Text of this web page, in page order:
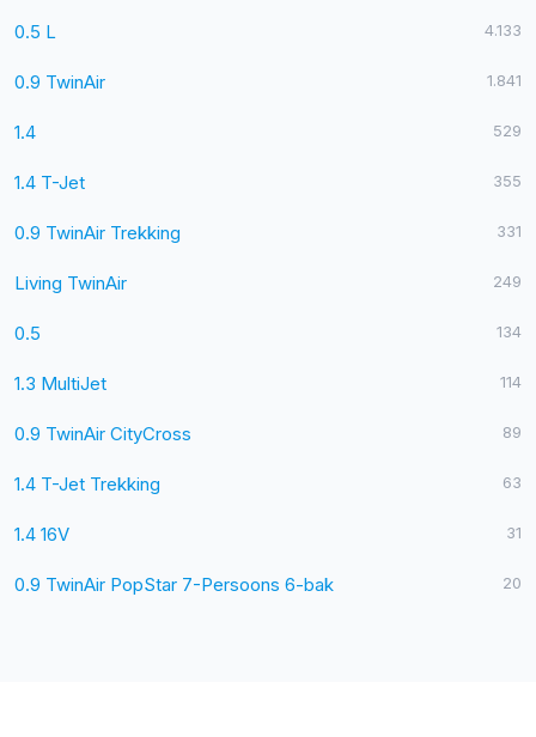
0.5 L 4.133
0.9 TwinAir 1.841
1.4 529
1.4 T-Jet 355
0.9 TwinAir Trekking 331
Living TwinAir 249
0.5 134
1.3 MultiJet 114
0.9 TwinAir CityCross 89
1.4 T-Jet Trekking 63
1.4 16V 31
0.9 TwinAir PopStar 7-Persoons 6-bak 20